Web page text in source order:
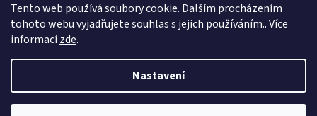
Tento web používá soubory cookie. Dalším procházením
tohoto webu vyjadřujete souhlas s jejich používáním.. Více
informacízde.
Nastavení
nastavená Věrnostní sleva 3% - 10% na Všechny Vaše další nákupy. Čím
víc nakoupíte, tím větší slevu můžete získat. Vaše objednávky se sčítají.
Využít můžete i "Slevové kody" nebo DOPRAVU ZDARMA. Přejeme
Copyright 2026Eshop Jana. Všechna práva vyhrazena.